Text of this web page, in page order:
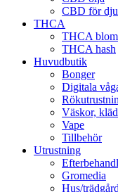
CBD för
THCA
THCA
THCA hash
Huvudbutik
Bonger
Digitala
Väskor,
Vape
Tillbehör
Utrustning
Gromedia
Hus/trädgård